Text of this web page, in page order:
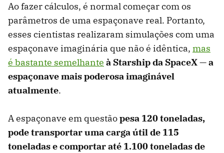
Ao fazer cálculos, é normal começar com os
parâmetros de uma espaçonave real. Portanto,
esses cientistas realizaram simulações com uma
espaçonave imaginária que não é idêntica, mas
é bastante semelhante à Starship da SpaceX — a
espaçonave mais poderosa imaginável
atualmente.
A espaçonave em questãopesa 120 toneladas,
pode transportar uma carga útil de 115
toneladas e comportar até 1.100 toneladas de